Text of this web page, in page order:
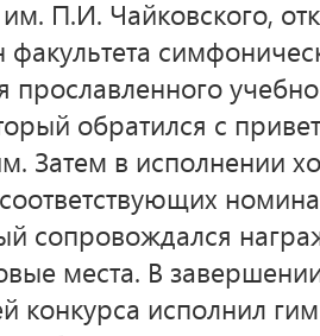
П.И. Чайковского,
факультета
обратился с
Затем в исполнении
сопровождался
места. В
конкурса исполнил